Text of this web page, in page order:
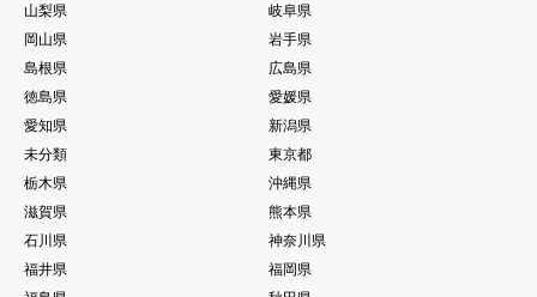
山梨県
岐阜県
岡山県
岩手県
島根県
広島県
徳島県
愛媛県
愛知県
新潟県
未分類
東京都
栃木県
沖縄県
滋賀県
熊本県
石川県
神奈川県
福井県
福岡県